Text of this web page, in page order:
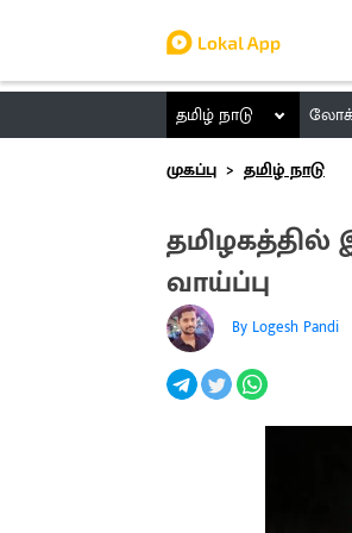
தமிழ் நாடு
முகப்பு
தமிழ் நாடு
தமிழகத்தில்
வாய்ப்பு
By Logesh Pandi